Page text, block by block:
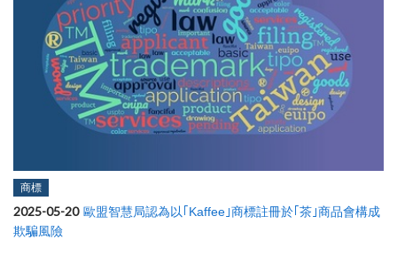
商標
2025-05-20 歐盟智慧局認為以｢Kaffee｣商標註冊於｢茶｣商品會構成
欺騙風險